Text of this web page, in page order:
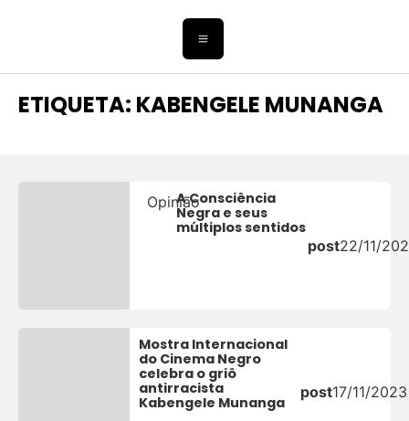
ETIQUETA: KABENGELE MUNANGA
OpiniãoA Consciência
Negra e seus
múltiplos sentidos
post22/11/
Mostra Internacional
do Cinema Negro
celebra o griô
antirracista
Kabengele Munanga
post17/11/2023